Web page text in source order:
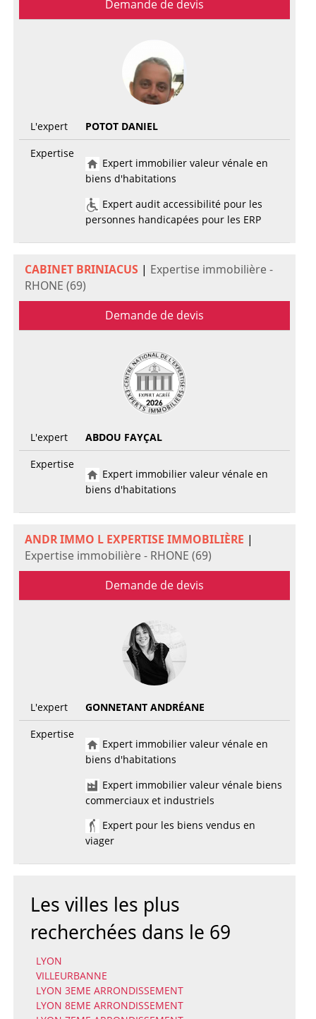
Demande de devis
L'expert
POTOT DANIEL
Expertise
Expert immobilier valeur vénale en
biens d'habitations
Expert audit accessibilité pour les
personnes handicapées pour les ERP
CABINET BRINIACUS | Expertise immobilière -
RHONE (69)
Demande de devis
L'expert
ABDOU FAYÇAL
Expertise
Expert immobilier valeur vénale en
biens d'habitations
ANDR IMMO L EXPERTISE IMMOBILIÈRE |
Expertise immobilière - RHONE (69)
Demande de devis
L'expert
GONNETANT ANDRÉANE
Expertise
Expert immobilier valeur vénale en
biens d'habitations
Expert immobilier valeur vénale biens
commerciaux et industriels
Expert pour les biens vendus en
viager
Les villes les plus
recherchées dans le 69
LYON
VILLEURBANNE
LYON 3EME ARRONDISSEMENT
LYON 8EME ARRONDISSEMENT